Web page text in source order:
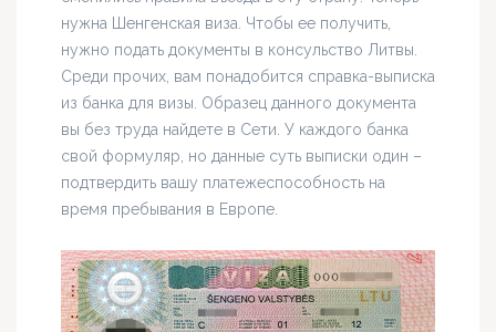
нужна Шенгенская виза. Чтобы ее получить,
нужно подать документы в консульство Литвы.
Среди прочих, вам понадобится справка-выписка
из банка для визы. Образец данного документа
вы без труда найдете в Сети. У каждого банка
свой формуляр, но данные суть выписки один –
подтвердить вашу платежеспособность на
время пребывания в Европе.